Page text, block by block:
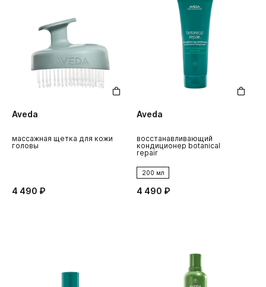
Aveda
массажная щетка для кожи
головы
4 490 ₽
Aveda
восстанавливающий
кондиционер botanical
repair
200 мл
4 490 ₽